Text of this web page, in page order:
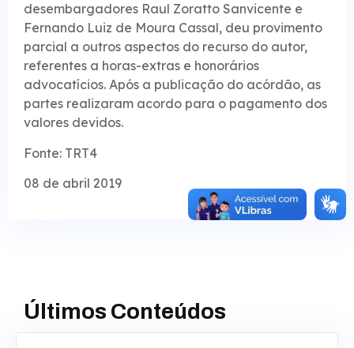
desembargadores Raul Zoratto Sanvicente e
Fernando Luiz de Moura Cassal, deu provimento
parcial a outros aspectos do recurso do autor,
referentes a horas-extras e honorários
advocatícios. Após a publicação do acórdão, as
partes realizaram acordo para o pagamento dos
valores devidos.
Fonte: TRT4
08 de abril 2019
Últimos Conteúdos